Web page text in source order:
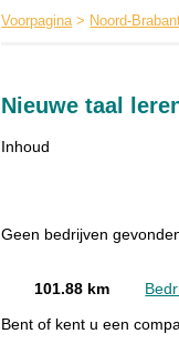
Voorpagina> Noord-
Nieuwe taal
Inhoud
Geen bedrijven
101.88 km
Bent of kent u een